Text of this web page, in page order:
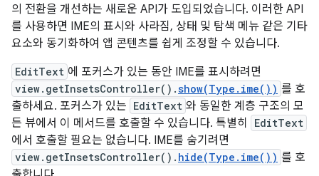
의 전환을 개선하는 새로운 API가 도입되었습니다. 이러한 API
를 사용하면 IME의 표시와 사라짐, 상태 및 탐색 메뉴 같은 기타
요소와 동기화하여 앱 콘텐츠를 쉽게 조정할 수 있습니다.
EditText 에 포커스가 있는 동안 IME를 표시하려면
view.getInsetsController().show(Type.ime()) 를 호
출하세요. 포커스가 있는 EditText 와 동일한 계층 구조의 모
든 뷰에서 이 메서드를 호출할 수 있습니다. 특별히
EditText
에서 호출할 필요는 없습니다. IME를 숨기려면
view.getInsetsController(). hide(Type.ime()) 를 호